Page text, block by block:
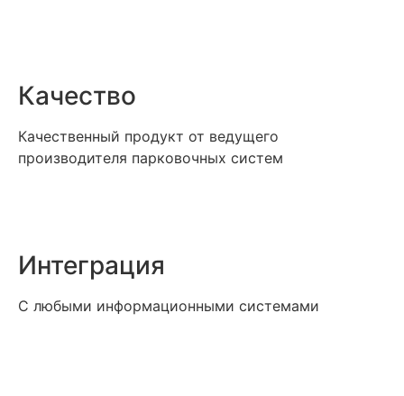
Качество
Качественный продукт от ведущего
производителя парковочных систем
Интеграция
С любыми информационными системами